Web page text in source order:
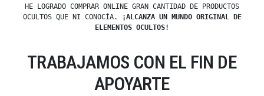
HE LOGRADO COMPRAR ONLINE GRAN CANTIDAD DE PRODUCTOS
OCULTOS QUE NI CONOCÍA.
¡ALCANZA UN MUNDO ORIGINAL DE
ELEMENTOS OCULTOS!
TRABAJAMOS CON EL FIN DE
APOYARTE